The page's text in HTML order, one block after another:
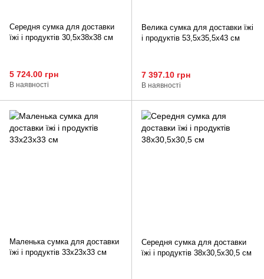
Середня сумка для доставки
їжі і продуктів 30,5х38х38 см
5 724.00 грн
В наявності
Велика сумка для доставки їжі
і продуктів 53,5х35,5х43 см
7 397.10 грн
В наявності
Маленька сумка для доставки
їжі і продуктів 33х23х33 см
Середня сумка для доставки
їжі і продуктів 38х30,5х30,5 см